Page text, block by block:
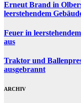
Erneut Brand in
leerstehendem
Feuer in
aus
Traktor und
ausgebrannt
ARCHIV